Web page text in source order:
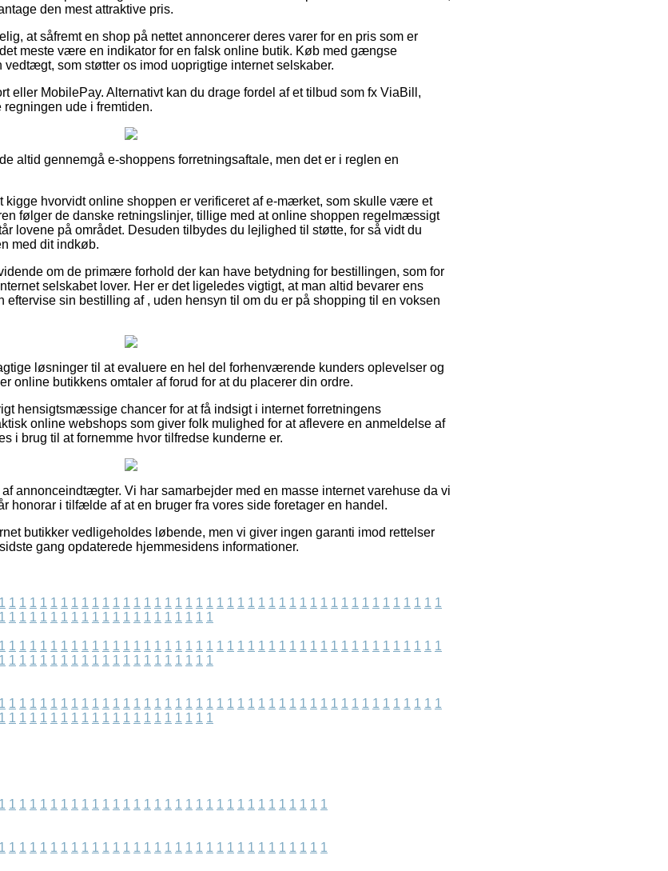
den mest attraktive pris.
at såfremt en shop på nettet annoncerer deres varer for en pris som er
meste være en indikator for en falsk online butik. Køb med gængse
vedtægt, som støtter os imod uoprigtige internet selskaber.
eller MobilePay. Alternativt kan du drage fordel af et tilbud som fx ViaBill,
ude i fremtiden.
altid gennemgå e-shoppens forretningsaftale, men det er i reglen en
kigge hvorvidt online shoppen er verificeret af e-mærket, som skulle være et
følger de danske retningslinjer, tillige med at online shoppen regelmæssigt
lovene på området. Desuden tilbydes du lejlighed til støtte, for så vidt du
med dit indkøb.
om de primære forhold der kan have betydning for bestillingen, som for
selskabet lover. Her er det ligeledes vigtigt, at man altid bevarer ens
sin bestilling af , uden hensyn til om du er på shopping til en voksen
løsninger til at evaluere en hel del forhenværende kunders oplevelser og
online butikkens omtaler af forud for at du placerer din ordre.
hensigtsmæssige chancer for at få indsigt i internet forretningens
online webshops som giver folk mulighed for at aflevere en anmeldelse af
i brug til at fornemme hvor tilfredse kunderne er.
annonceindtægter. Vi har samarbejder med en masse internet varehuse da vi
honorar i tilfælde af at en bruger fra vores side foretager en handel.
butikker vedligeholdes løbende, men vi giver ingen garanti imod rettelser
gang opdaterede hjemmesidens informationer.
1 1 1 1 1 1 1 1 1 1 1 1 1 1 1 1 1 1 1 1 1 1 1 1 1 1 1 1 1 1 1 1 1 1 1 1 1 1 1 1 1 1 1
1 1 1 1 1 1 1 1 1 1 1 1 1 1 1 1 1 1 1 1 1
1 1 1 1 1 1 1 1 1 1 1 1 1 1 1 1 1 1 1 1 1 1 1 1 1 1 1 1 1 1 1 1 1 1 1 1 1 1 1 1 1 1 1
1 1 1 1 1 1 1 1 1 1 1 1 1 1 1 1 1 1 1 1 1
1 1 1 1 1 1 1 1 1 1 1 1 1 1 1 1 1 1 1 1 1 1 1 1 1 1 1 1 1 1 1 1 1 1 1 1 1 1 1 1 1 1 1
1 1 1 1 1 1 1 1 1 1 1 1 1 1 1 1 1 1 1 1 1
1 1 1 1 1 1 1 1 1 1 1 1 1 1 1 1 1 1 1 1 1 1 1 1 1 1 1 1 1 1 1 1
1 1 1 1 1 1 1 1 1 1 1 1 1 1 1 1 1 1 1 1 1 1 1 1 1 1 1 1 1 1 1 1